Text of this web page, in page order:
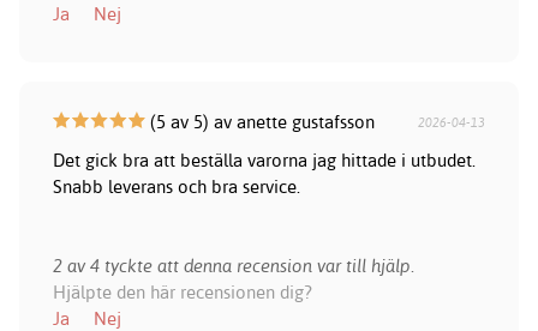
Ja
Nej
(5 av 5) av anette gustafsson 2026-04-13
Det gick bra att beställa varorna jag hittade i utbudet.
Snabb leverans och bra service.
2 av 4 tyckte att denna recension var till hjälp.
Hjälpte den här recensionen dig?
Ja
Nej